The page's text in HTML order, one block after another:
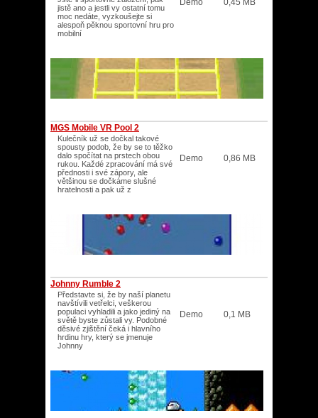
jistě ano a jestli vy ostatní tomu
moc nedáte, vyzkoušejte si
alespoň pěknou sportovní hru pro
mobilní
Demo 0,45 MB
MGS Mobile VR Pool 2
Kulečník už se dočkal takové
spousty podob, že by se to těžko
dalo spočítat na prstech obou
rukou. Každé zpracování má své
přednosti i své zápory, ale
většinou se dočkáme slušné
hratelnosti a pak už z
Demo 0,86 MB
Johnny Rumble 2
Představte si, že by naší planetu
navštívili vetřelci, veškerou
populaci vyhladili a jako jediný na
světě byste zůstali vy. Podobné
děsivé zjištění čeká i hlavního
hrdinu hry, který se jmenuje
Johnny
Demo 0,1 MB